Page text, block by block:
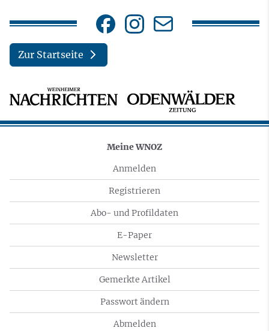
Zur Startseite
Meine WNOZ
Anmelden
Registrieren
Abo- und Profildaten
E-Paper
Newsletter
Gemerkte Artikel
Passwort ändern
Abmelden